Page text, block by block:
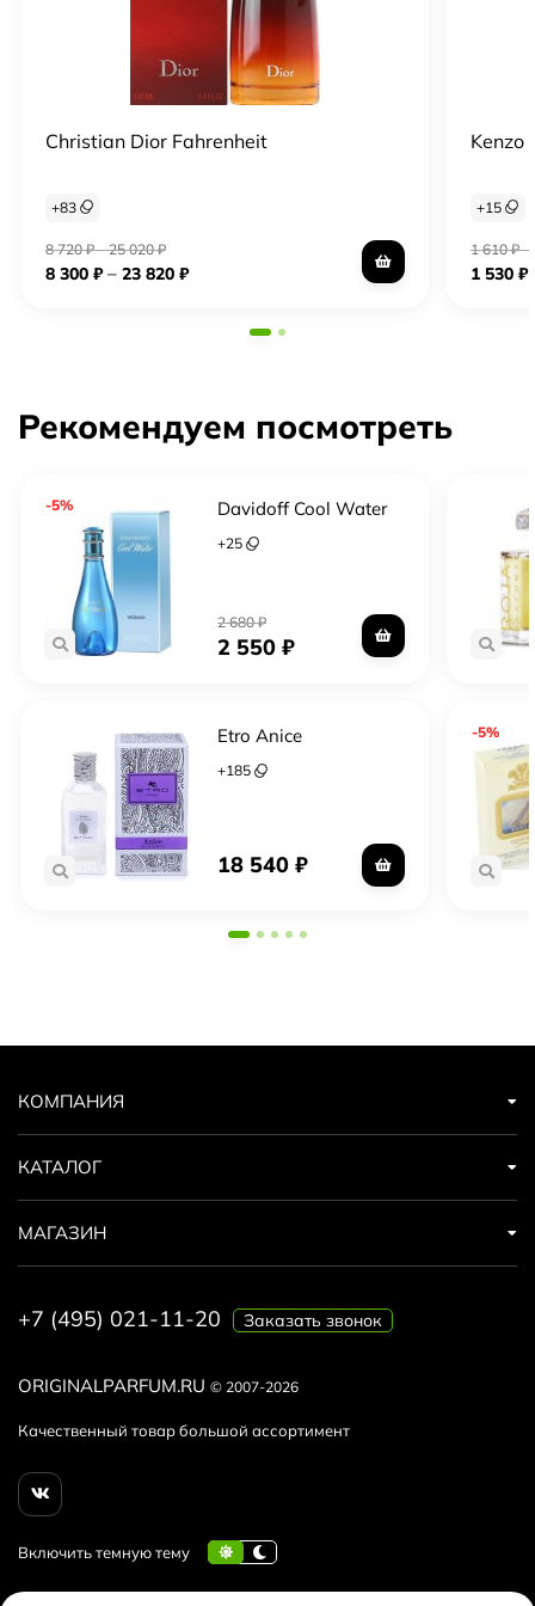
Christian Dior Fahrenheit
+83
8 720₽–25 020₽
8 300 ₽– 23 820 ₽
Kenzo
+15
1 610₽–
1 530₽
Рекомендуем посмотреть
-5% Davidoff Cool Water
+25
2 680₽
2 550₽
Etro Anice
+185
18 540₽
-5%
ORIGINALPARFUM.RU © 2007-2026
Качественный товар большой ассортимент
КОМПАНИЯ
КАТАЛОГ
МАГАЗИН
+7 (495) 021-11-20 Заказать звонок